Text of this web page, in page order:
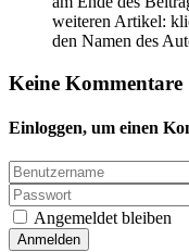
weiteren Artikel:
den Namen des
Keine Kommentare
Einloggen, um einen
Angemeldet bleiben
Anmelden